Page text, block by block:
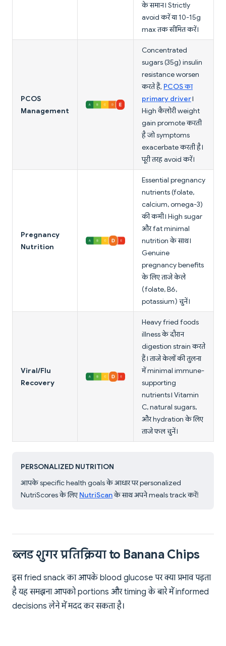
के समान। Strictly
avoid करें या 10-15g
max तक सीमित करें।
PCOS
Management
Concentrated
sugars (35g) insulin
resistance worsen
करते हैं, PCOS का
primary driver।
High कैलोरी weight
gain promote करती
है जो symptoms
exacerbate करती है।
पूरी तरह avoid करें।
Pregnancy
Nutrition
Essential pregnancy
nutrients (folate,
calcium, omega-3)
की कमी। High sugar
और fat minimal
nutrition के साथ।
Genuine
pregnancy benefits
के लिए ताजे केले
(folate, B6,
potassium) चुनें।
Viral/Flu
Recovery
Heavy fried foods
illness के दौरान
digestion strain करते
हैं। ताजे केलों की तुलना
में minimal immune-
supporting
nutrients। Vitamin
C, natural sugars,
और hydration के लिए
ताजे फल चुनें।
PERSONALIZED NUTRITION
आपके specific health goals के आधार पर personalized
NutriScores के लिए NutriScanके साथ अपने meals track करें!
ब्लड शुगर प्रतिक्रिया to Banana Chips
इस fried snack का आपके blood glucose पर क्या प्रभाव पड़ता
है यह समझना आपको portions और timing के बारे में informed
decisions लेने में मदद कर सकता है।